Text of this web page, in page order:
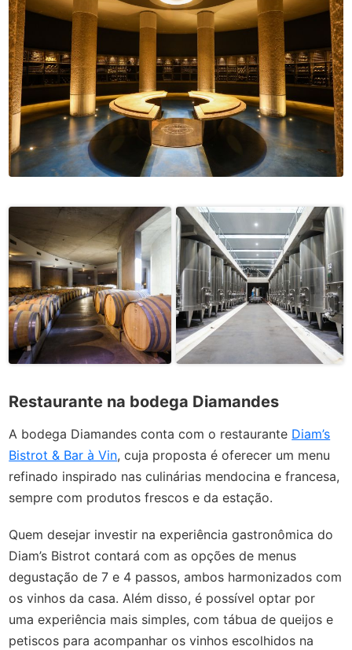
Restaurante na bodega Diamandes
A bodega Diamandes conta com o restaurante Diam’s
Bistrot & Bar à Vin, cuja proposta é oferecer um menu
refinado inspirado nas culinárias mendocina e francesa,
sempre com produtos frescos e da estação.
Quem desejar investir na experiência gastronômica do
Diam’s Bistrot contará com as opções de menus
degustação de 7 e 4 passos, ambos harmonizados com
os vinhos da casa. Além disso, é possível optar por
uma experiência mais simples, com tábua de queijos e
petiscos para acompanhar os vinhos escolhidos na